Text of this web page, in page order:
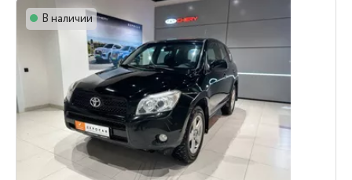
В наличии